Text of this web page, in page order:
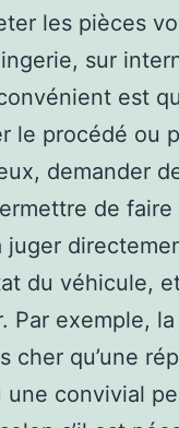
les pièces
sur
est
le procédé ou
demander
de
juger
du véhicule,
Par exemple,
cher qu’une
convivial